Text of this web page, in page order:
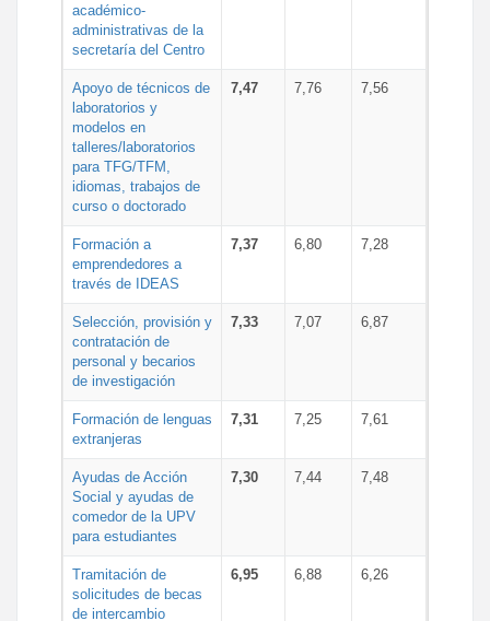
académico-
administrativas de la
secretaría del Centro
Apoyo de técnicos de
laboratorios y
modelos en
talleres/laboratorios
para TFG/TFM,
idiomas, trabajos de
curso o doctorado
7,47 7,76 7,56
Formación a
emprendedores a
través de IDEAS
7,37 6,80 7,28
Selección, provisión y
contratación de
personal y becarios
de investigación
7,33 7,07 6,87
Formación de lenguas
extranjeras
7,31 7,25 7,61
Ayudas de Acción
Social y ayudas de
comedor de la UPV
para estudiantes
7,30 7,44 7,48
Tramitación de
solicitudes de becas
de intercambio
6,95 6,88 6,26